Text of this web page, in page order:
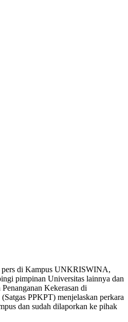
pers di Kampus UNKRISWINA,
pimpinan Universitas lainnya dan
Penanganan Kekerasan di
PPKPT) menjelaskan perkara
dan sudah dilaporkan ke pihak